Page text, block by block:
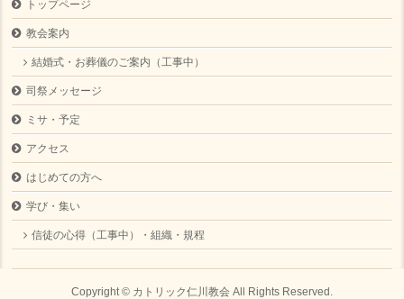
トップページ
教会案内
結婚式・お葬儀のご案内（工事中）
司祭メッセージ
ミサ・予定
アクセス
はじめての方へ
学び・集い
信徒の心得（工事中）・組織・規程
Copyright © カトリック仁川教会All Rights Reserved.